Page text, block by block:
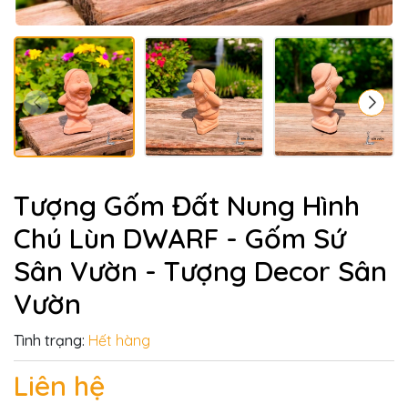
Tượng Gốm Đất Nung Hình
Chú Lùn DWARF - Gốm Sứ
Sân Vườn - Tượng Decor Sân
Vườn
Tình trạng: Hết hàng
Liên hệ